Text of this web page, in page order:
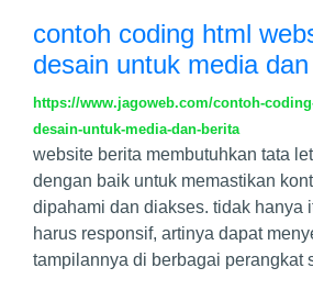
contoh coding html
desain untuk media
https://www.jagoweb.com/contoh-
desain-untuk-media-dan-berita
website berita membutuhkan tata
dengan baik untuk memastikan
dipahami dan diakses. tidak hanya
harus responsif, artinya dapat
tampilannya di berbagai perangkat